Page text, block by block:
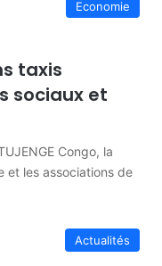
Economie
taxis
sociaux et
Congo, la
et les associations de
Actualités